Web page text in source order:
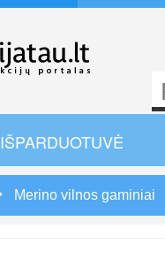
IŠPARDUOTUVĖ
Merino vilnos gaminiai